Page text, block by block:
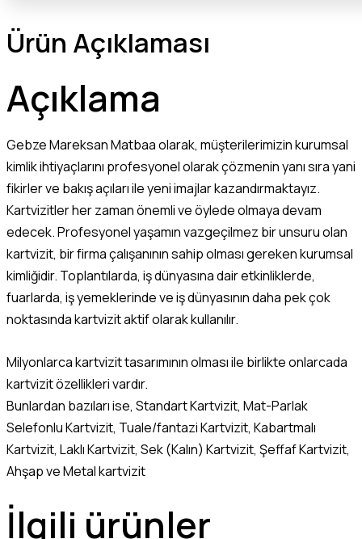
Ürün Açıklaması
Açıklama
Gebze Mareksan Matbaa olarak, müşterilerimizin kurumsal
kimlik ihtiyaçlarını profesyonel olarak çözmenin yanı sıra yani
fikirler ve bakış açıları ile yeni imajlar kazandırmaktayız.
Kartvizitler her zaman önemli ve öylede olmaya devam
edecek. Profesyonel yaşamın vazgeçilmez bir unsuru olan
kartvizit, bir firma çalışanının sahip olması gereken kurumsal
kimliğidir. Toplantılarda, iş dünyasına dair etkinliklerde,
fuarlarda, iş yemeklerinde ve iş dünyasının daha pek çok
noktasında kartvizit aktif olarak kullanılır.
Milyonlarca kartvizit tasarımının olması ile birlikte onlarcada
kartvizit özellikleri vardır.
Bunlardan bazıları ise, Standart Kartvizit, Mat-Parlak
Selefonlu Kartvizit, Tuale/fantazi Kartvizit, Kabartmalı
Kartvizit, Laklı Kartvizit, Sek (Kalın) Kartvizit, Şeffaf Kartvizit,
Ahşap ve Metal kartvizit
İlgili ürünler